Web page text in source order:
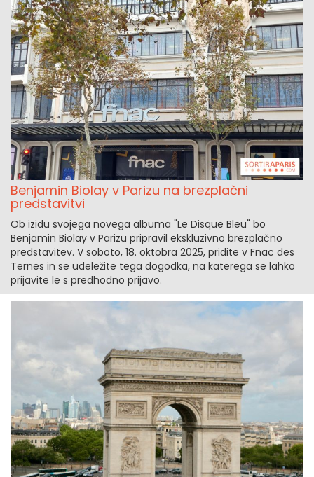
Benjamin Biolay v Parizu na brezplačni
predstavitvi
Ob izidu svojega novega albuma "Le Disque Bleu" bo
Benjamin Biolay v Parizu pripravil ekskluzivno brezplačno
predstavitev. V soboto, 18. oktobra 2025, pridite v Fnac des
Ternes in se udeležite tega dogodka, na katerega se lahko
prijavite le s predhodno prijavo.